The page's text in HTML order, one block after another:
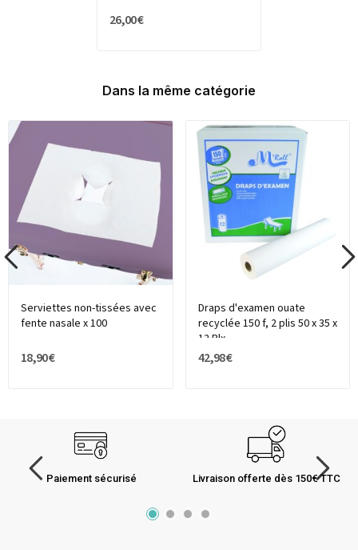
26,00 €
Dans la même catégorie
Serviettes non-tissées avec
fente nasale x 100
18,90 €
Draps d'examen ouate
recyclée 150 f, 2 plis 50 x 35 x
12 Rlx
42,98 €
Paiement sécurisé Livraison offerte dès 150€ TTC